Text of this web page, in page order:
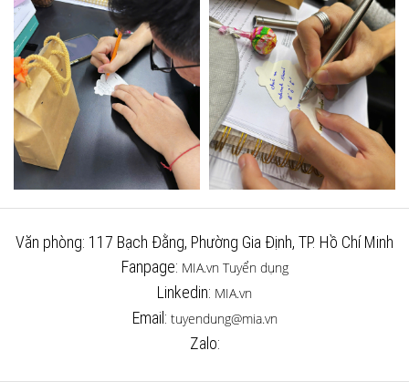
Văn phòng: 117 Bạch Đằng, Phường Gia Định, TP. Hồ Chí Minh
Fanpage: MIA.vn Tuyển dụng
Linkedin: MIA.vn
Email: tuyendung@mia.vn
Zalo: